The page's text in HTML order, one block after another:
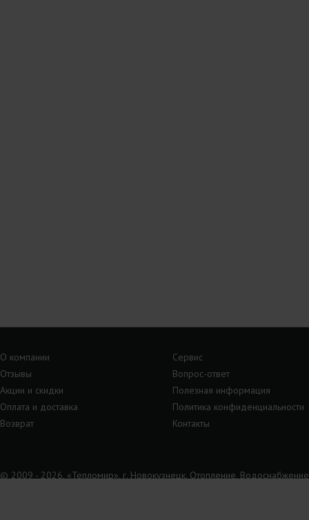
О компании
Сервис
Отзывы
Вопрос-ответ
Акции и скидки
Полезная информация
Оплата и доставка
Политика конфиденциальности
Возврат
Контакты
© 2009 - 2026, «Тепломир», г. Новокузнецк. Отопление,